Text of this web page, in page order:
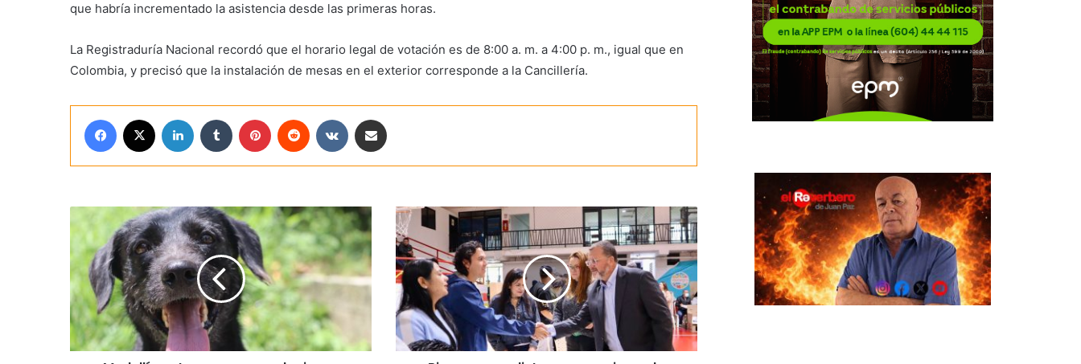
que habría incrementado la asistencia desde las primeras horas.
La Registraduría Nacional recordó que el horario legal de votación es de 8:00 a. m. a 4:00 p. m., igual que en
Colombia, y precisó que la instalación de mesas en el exterior corresponde a la Cancillería.
Facebook LinkedIn Tumblr Pinterest Reddit VKontakte